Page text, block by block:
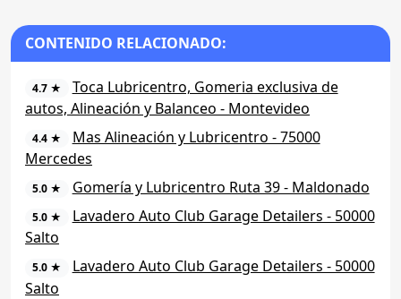
CONTENIDO RELACIONADO:
4.7 ★
Toca Lubricentro, Gomeria exclusiva de
autos, Alineación y Balanceo - Montevideo
4.4 ★
Mas Alineación y Lubricentro - 75000
Mercedes
5.0 ★ Gomería y Lubricentro Ruta 39 - Maldonado
5.0 ★
Lavadero Auto Club Garage Detailers - 50000
Salto
5.0 ★
Lavadero Auto Club Garage Detailers - 50000
Salto